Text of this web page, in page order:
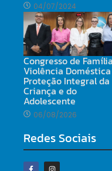
04/07/2024
Congresso de
Violência
Proteção Integral da
Criança e do
Adolescente
06/08/2026
Redes Sociais